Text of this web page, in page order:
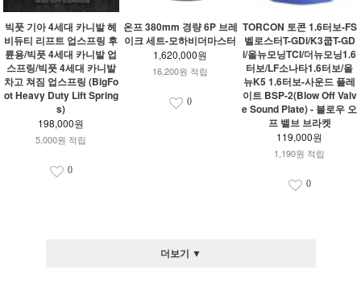
빅풋 기아 4세대 카니발 헤
비듀티 리프트 업스프링 후
륜용/빅풋 4세대 카니발 업
스프링/빅풋 4세대 카니발
차고 쳐짐 업스프링 (BigFo
ot Heavy Duty Lift Spring
s)
198,000원
5,000원 적립
0
온프 380mm 경량 6P 브레
이크 세트-모하비더마스터
1,620,000원
16,200원 적립
0
TORCON 토콘 1.6터보-FS
벨로스터T-GDi/K3쿱T-GD
i/올뉴모닝TCI/더뉴모닝1.6
터보/LF소나타1.6터보/올
뉴K5 1.6터보-사운드 플레
이트 BSP-2(Blow Off Valv
e Sound Plate) - 블로우 오
프 밸브 브라켓
119,000원
1,190원 적립
0
더보기 ▼